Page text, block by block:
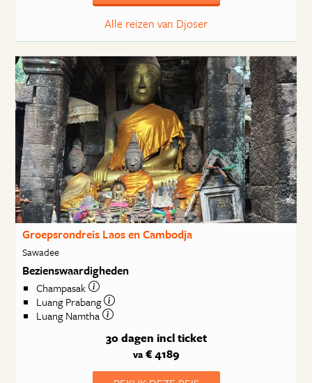
Alle reizen van Djoser
Groepsrondreis Laos en Cambodja
Sawadee
Bezienswaardigheden
Champasak
Luang Prabang
Luang Namtha
30 dagen incl ticket
va€ 4189